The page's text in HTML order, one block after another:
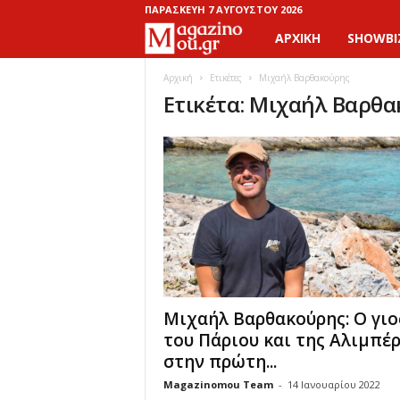
ΠΑΡΑΣΚΕΥΉ 7 ΑΥΓΟΎΣΤΟΥ 2026
a
g
a
z
n
o
o
ΑΡΧΙΚΉ
Αρχική Ετικέτες Μιχαήλ Βαρθακούρης
Ετικέτα: Μιχαήλ
Μιχαήλ Βαρθακούρης: Ο
του Πάριου και της
στην πρώτη...
Magazinomou Team - 14 Ιανουαρίου 2022